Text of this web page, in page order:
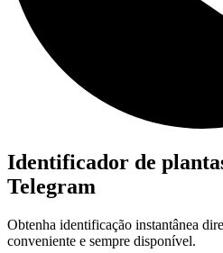
Identificador de
Telegram
Obtenha identificação instantânea
conveniente e sempre disponível.